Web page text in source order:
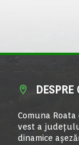
DESPRE
Comuna
vest a
dinamice